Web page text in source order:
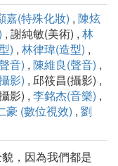
嘉(特殊化妝) , 陳炫
, 謝純敏(美術) , 林
) , 林律瑋(造型) ,
音) , 陳維良(聲音) ,
影) , 邱筱昌(攝影) ,
影) , 李銘杰(音樂) ,
豪 (數位視效) , 劉
，因為我們都是